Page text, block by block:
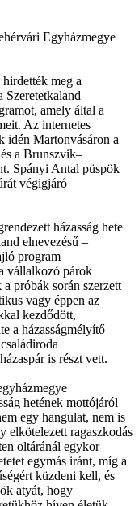
Egyházmegye
meg a
Szeretetkaland
amely által a
Az internetes
idén Martonvásáron a
a Brunszvik–
Spányi Antal püspök
végigjáró
házasság hete
elnevezésű –
program
vállalkozó párok
próbák során szerzett
vagy éppen az
kezdődött,
a házasságmélyítő
is részt vett.
hetének mottójáról
egy hangulat, nem is
elkötelezett ragaszkodás
oltáránál egykor
egymás iránt, míg a
küzdeni kell, és
atyát, hogy